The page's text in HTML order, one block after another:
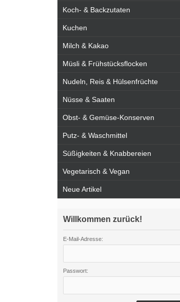
Koch- & Backzutaten
Kuchen
Milch & Kakao
Müsli & Frühstücksflocken
Nudeln, Reis & Hülsenfrüchte
Nüsse & Saaten
Obst- & Gemüse-Konserven
Putz- & Waschmittel
Süßigkeiten & Knabbereien
Vegetarisch & Vegan
Neue Artikel
Willkommen zurück!
E-Mail-Adresse:
Passwort: